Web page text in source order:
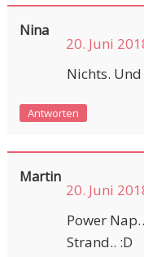
Nina
20. Juni
Nichts.
Antworten
Martin
20. Juni
Power
Strand.. :D